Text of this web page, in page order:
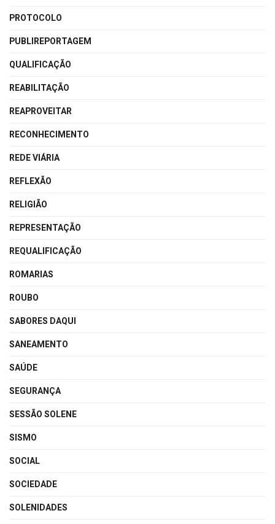
PROTOCOLO
PUBLIREPORTAGEM
QUALIFICAÇÃO
REABILITAÇÃO
REAPROVEITAR
RECONHECIMENTO
REDE VIÁRIA
REFLEXÃO
RELIGIÃO
REPRESENTAÇÃO
REQUALIFICAÇÃO
ROMARIAS
ROUBO
SABORES DAQUI
SANEAMENTO
SAÚDE
SEGURANÇA
SESSÃO SOLENE
SISMO
SOCIAL
SOCIEDADE
SOLENIDADES